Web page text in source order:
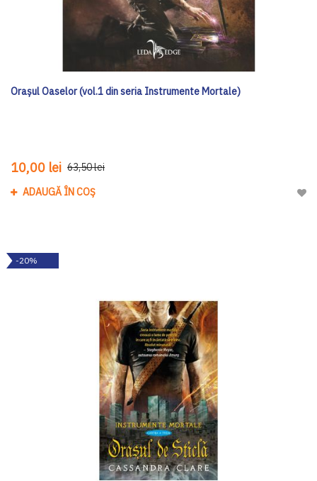
Orașul Oaselor (vol.1 din seria Instrumente Mortale)
10,00 lei 63,50 lei
ADAUGĂ ÎN COȘ
-20%